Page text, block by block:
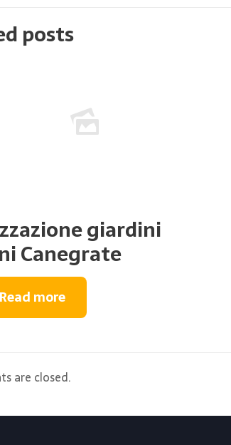
posts
giardini
Canegrate
Read more
are closed.